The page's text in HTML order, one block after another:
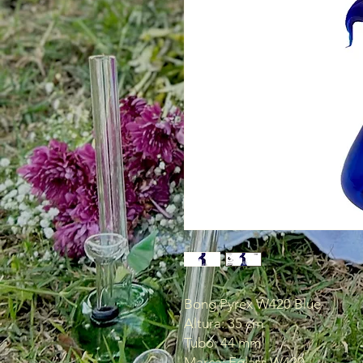
Bong Pyrex W420 Blue
Altura: 35 cm
Tubo: 44 mm